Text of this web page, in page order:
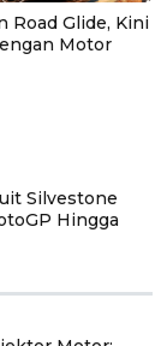
Road Glide, Kini
Motor
Silvestone
Hingga